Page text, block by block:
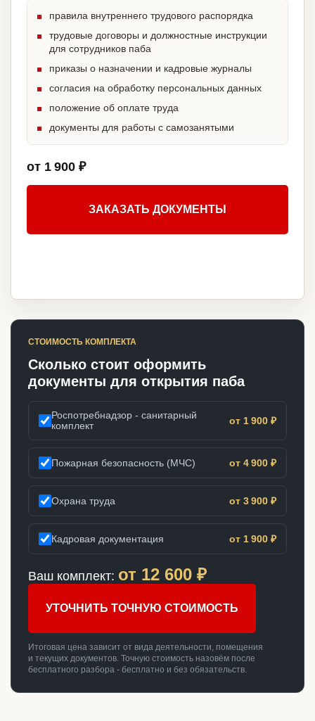
правила внутреннего трудового распорядка
трудовые договоры и должностные инструкции
для сотрудников паба
приказы о назначении и кадровые журналы
согласия на обработку персональных данных
положение об оплате труда
документы для работы с самозанятыми
от 1 900 ₽
ЗАКАЗАТЬ ДОКУМЕНТЫ
СТОИМОСТЬ КОМПЛЕКТА
Сколько стоит оформить
документы для открытия паба
Роспотребнадзор - санитарный
комплект
от 1 900 ₽
Пожарная безопасность (МЧС) от 4 900 ₽
Охрана труда от 3 900 ₽
Кадровая документация от 1 900 ₽
Ваш комплект: от 12 600 ₽
УТОЧНИТЬ ТОЧНУЮ СТОИМОСТЬ
Итоговая цена зависит от вида деятельности, помещения
и текущих документов. Точную стоимость назовём после
бесплатного разбора - бесплатно и без обязательств.